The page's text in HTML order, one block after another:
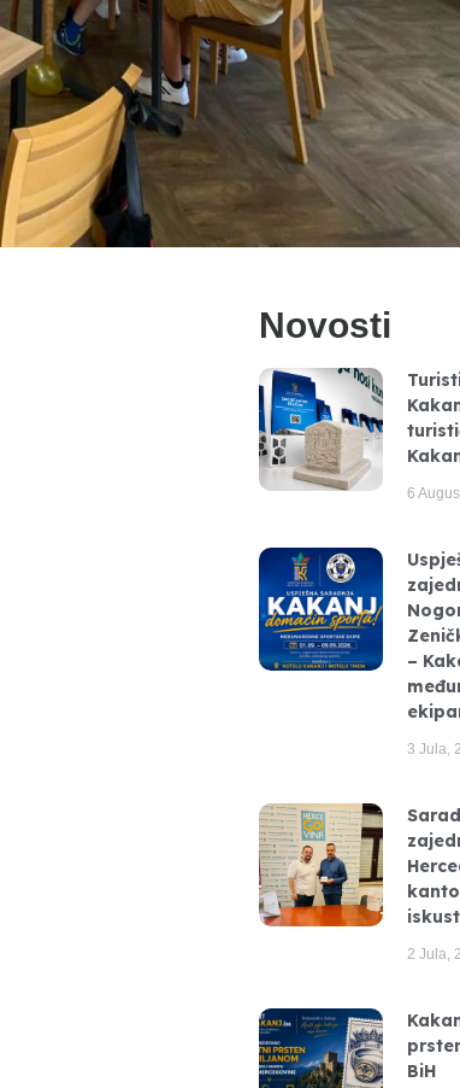
Novosti
6
–
3 Jula,
2 Jula,
BiH